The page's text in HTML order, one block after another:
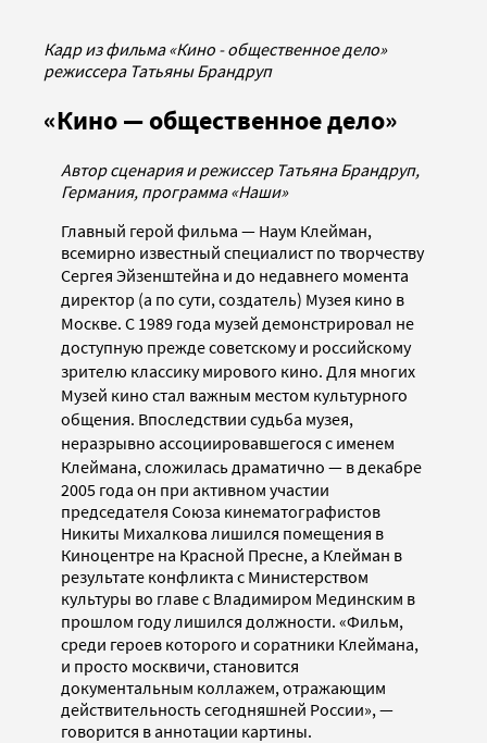
Кадр из фильма «Кино - общественное дело»
режиссера Татьяны Брандруп
«Кино — общественное дело»
Автор сценария и режиссер Татьяна Брандруп,
Германия, программа «Наши»
Главный герой фильма — Наум Клейман,
всемирно известный специалист по творчеству
Сергея Эйзенштейна и до недавнего момента
директор (а по сути, создатель) Музея кино в
Москве. С 1989 года музей демонстрировал не
доступную прежде советскому и российскому
зрителю классику мирового кино. Для многих
Музей кино стал важным местом культурного
общения. Впоследствии судьба музея,
неразрывно ассоциировавшегося с именем
Клеймана, сложилась драматично — в декабре
2005 года он при активном участии
председателя Союза кинематографистов
Никиты Михалкова лишился помещения в
Киноцентре на Красной Пресне, а Клейман в
результате конфликта с Министерством
культуры во главе с Владимиром Мединским в
прошлом году лишился должности. «Фильм,
среди героев которого и соратники Клеймана,
и просто москвичи, становится
документальным коллажем, отражающим
действительность сегодняшней России», —
говорится в аннотации картины.